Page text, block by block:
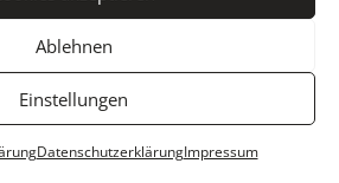
Ablehnen
Einstellungen
DatenschutzerklärungImpressum